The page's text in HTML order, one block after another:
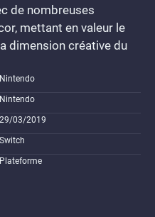
de nombreuses
mettant en valeur le
dimension créative du
Nintendo
Nintendo
29/03/2019
Switch
Plateforme